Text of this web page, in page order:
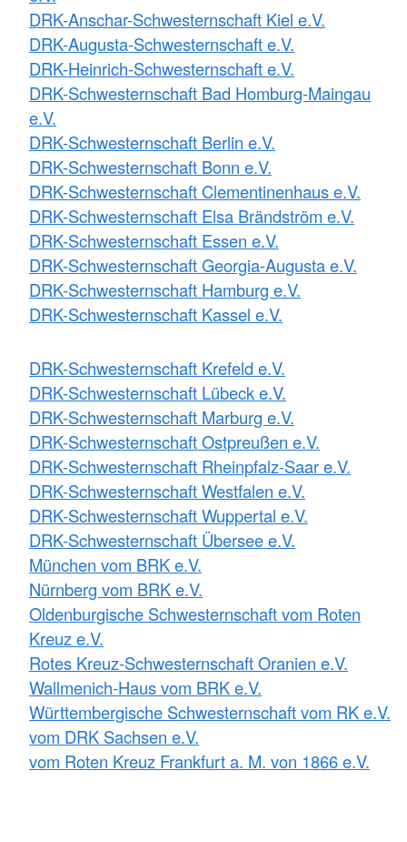
DRK-Anschar-Schwesternschaft Kiel e.V.
DRK-Augusta-Schwesternschaft e.V.
DRK-Heinrich-Schwesternschaft e.V.
DRK-Schwesternschaft Bad Homburg-Maingau
e.V.
DRK-Schwesternschaft Berlin e.V.
DRK-Schwesternschaft Bonn e.V.
DRK-Schwesternschaft Clementinenhaus e.V.
DRK-Schwesternschaft Elsa Brändström e.V.
DRK-Schwesternschaft Essen e.V.
DRK-Schwesternschaft Georgia-Augusta e.V.
DRK-Schwesternschaft Hamburg e.V.
DRK-Schwesternschaft Kassel e.V.
DRK-Schwesternschaft Krefeld e.V.
DRK-Schwesternschaft Lübeck e.V.
DRK-Schwesternschaft Marburg e.V.
DRK-Schwesternschaft Ostpreußen e.V.
DRK-Schwesternschaft Rheinpfalz-Saar e.V.
DRK-Schwesternschaft Westfalen e.V.
DRK-Schwesternschaft Wuppertal e.V.
DRK-Schwesternschaft Übersee e.V.
München vom BRK e.V.
Nürnberg vom BRK e.V.
Oldenburgische Schwesternschaft vom Roten
Kreuz e.V.
Rotes Kreuz-Schwesternschaft Oranien e.V.
Wallmenich-Haus vom BRK e.V.
Württembergische Schwesternschaft vom RK e.V.
vom DRK Sachsen e.V.
vom Roten Kreuz Frankfurt a. M. von 1866 e.V.